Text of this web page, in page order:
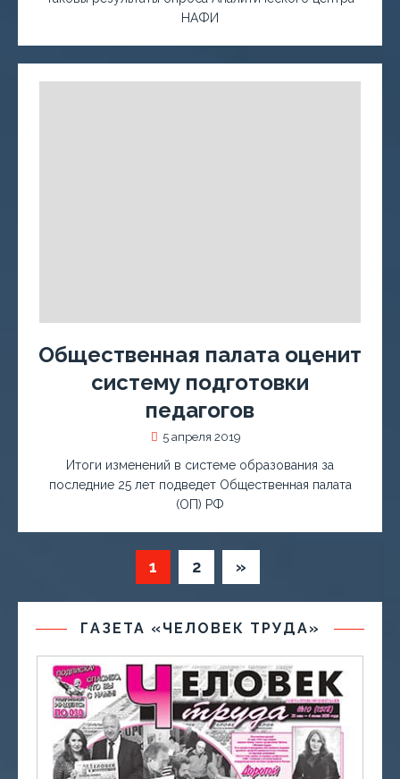
НАФИ
Общественная палата оценит
систему подготовки
педагогов
5 апреля 2019
Итоги изменений в системе образования за
последние 25 лет подведет Общественная палата
(ОП) РФ
1 2 »
ГАЗЕТА «ЧЕЛОВЕК ТРУДА»